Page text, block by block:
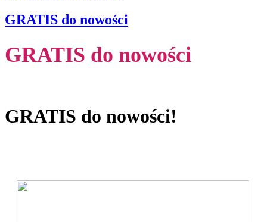
GRATIS do nowości
GRATIS do nowości
GRATIS do nowości!